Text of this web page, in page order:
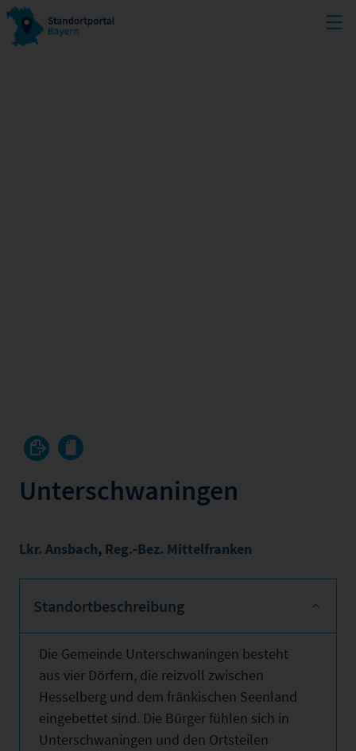
Unterschwaningen
Lkr. Ansbach, Reg.-Bez. Mittelfranken
Standortbeschreibung
Die Gemeinde Unterschwaningen besteht
aus vier Dörfern, die reizvoll zwischen
Hesselberg und dem fränkischen Seenland
eingebettet sind. Die Bürger fühlen sich in
Unterschwaningen und den Ortsteilen